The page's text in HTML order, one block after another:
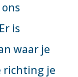
is
waar je
richting je